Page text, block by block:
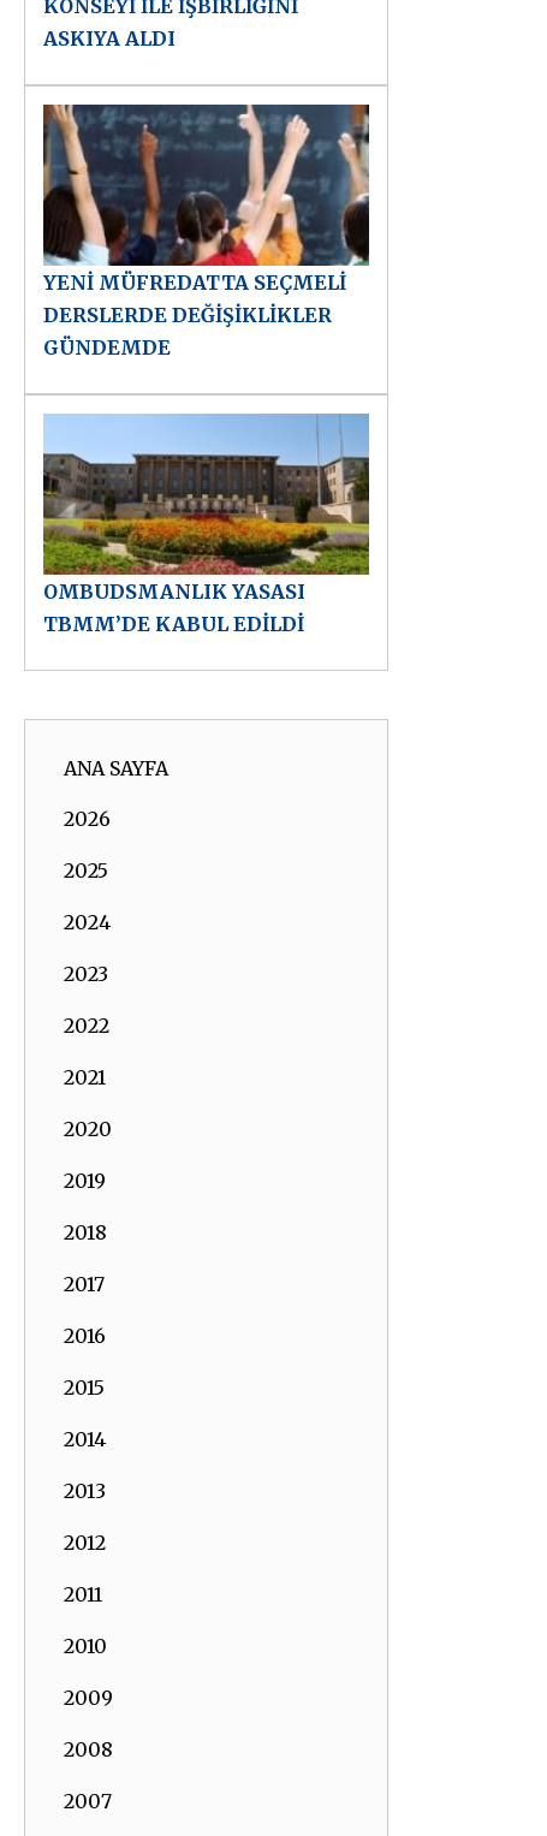
KONSEYİ İLE İŞBİRLİĞİNİ
ASKIYA ALDI
YENİ MÜFREDATTA SEÇMELİ
DERSLERDE DEĞİŞİKLİKLER
GÜNDEMDE
OMBUDSMANLIK YASASI
TBMM’DE KABUL EDİLDİ
ANA SAYFA
2026
2025
2024
2023
2022
2021
2020
2019
2018
2017
2016
2015
2014
2013
2012
2011
2010
2009
2008
2007